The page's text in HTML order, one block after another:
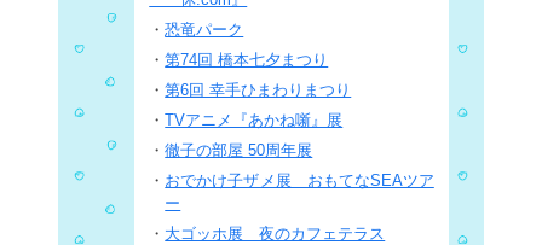
・恐竜パーク
・第74回 橋本七夕まつり
・第6回 幸手ひまわりまつり
・TVアニメ『あかね噺』展
・徹子の部屋 50周年展
・ おでかけ子ザメ展 おもてなSEAツア
ー
・ 大ゴッホ展 夜のカフェテラス